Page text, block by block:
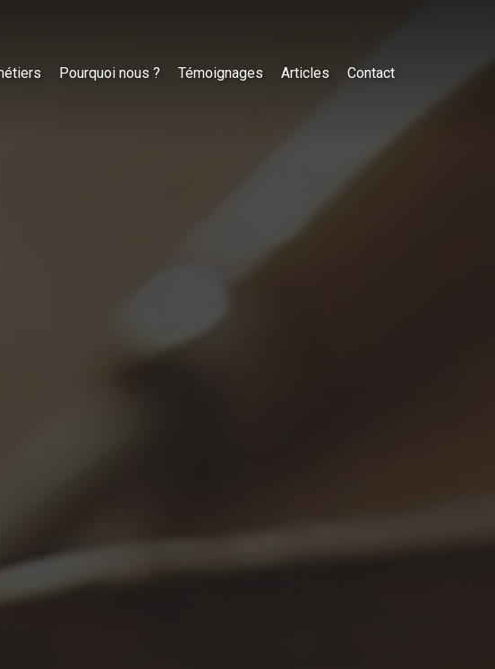
Pourquoi nous ? Témoignages Articles Contact